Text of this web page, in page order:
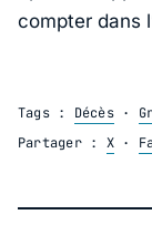
compter dans
Tags : Décès·
Partager : X·